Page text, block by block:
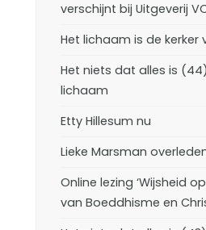
verschijnt bij Uitgeverij
Het lichaam is de kerker
Het niets dat alles is
lichaam
Etty Hillesum nu
Lieke Marsman
Online lezing ‘Wijsheid
van Boeddhisme en